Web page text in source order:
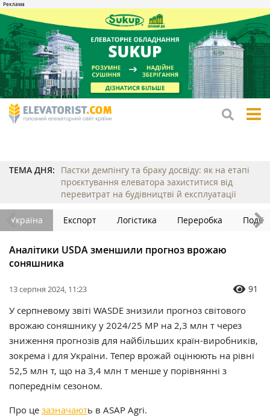
ТЕМА ДНЯ:
Пастки демпінгу та браку досвіду: як на етапі
проєктування елеватора захиститися від
перевитрат на будівництві й експлуатації
Україна Експорт Логістика Переробка Події
Аналітики USDA зменшили прогноз врожаю
соняшника
13 серпня 2024, 11:23 91
У серпневому звіті WASDE знизили прогноз світового
врожаю соняшнику у 2024/25 МР на 2,3 млн т через
зниження прогнозів для найбільших країн-виробників,
зокрема і для України. Тепер врожай оцінюють на рівні
52,5 млн т, що на 3,4 млн т менше у порівнянні з
попереднім сезоном.
Про це зазначають в ASAP Agri.